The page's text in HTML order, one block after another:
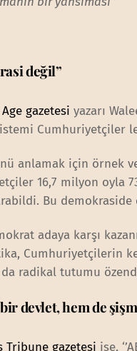
değil”
gazetesi yazarı
Cumhuriyetçiler
anlamak için örnek
16,7 milyon oyla
Bu demokraside
adaya karşı
Cumhuriyetçilerin
radikal tutumu
devlet, hem de
Tribune gazetesi ise,